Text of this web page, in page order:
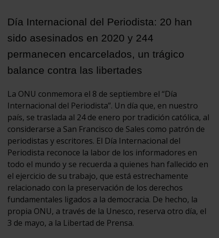
Día Internacional del Periodista: 20 han
sido asesinados en 2020 y 244
permanecen encarcelados, un trágico
balance contra las libertades
La ONU conmemora el 8 de septiembre el “Día
Internacional del Periodista”. Un día que, en nuestro
país, se traslada al 24 de enero por tradición católica, al
considerarse a San Francisco de Sales como patrón de
periodistas y escritores. El Día Internacional del
Periodista reconoce la labor de los informadores en
todo el mundo y se recuerda a quienes han fallecido en
el ejercicio de su trabajo, que está estrechamente
relacionado con la preservación de los derechos
fundamentales ligados a la democracia. De hecho, la
propia ONU, a través de la Unesco, reserva otro día, el
3 de mayo, a la Libertad de Prensa.